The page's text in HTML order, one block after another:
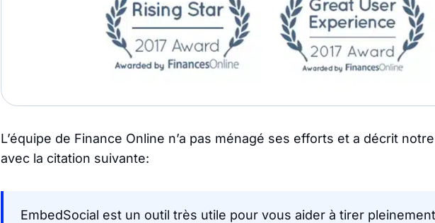
L’équipe de Finance Online n’a pas ménagé ses efforts et a décrit
avec la citation suivante:
EmbedSocial est un outil très utile pour vous aider à tirer